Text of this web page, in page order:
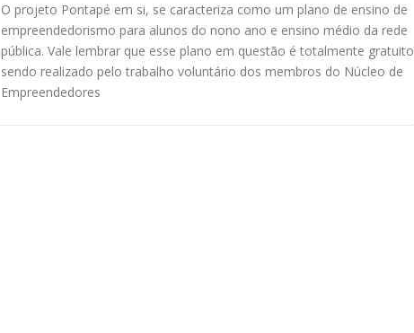
O projeto Pontapé em si, se caracteriza como um plano de ensino de
empreendedorismo para alunos do nono ano e ensino médio da rede
pública. Vale lembrar que esse plano em questão é totalmente gratuito
sendo realizado pelo trabalho voluntário dos membros do Núcleo de
Empreendedores